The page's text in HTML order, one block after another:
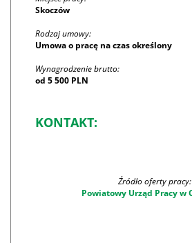
Skoczów
Rodzaj umowy:
Umowa o pracę na czas określony
Wynagrodzenie brutto:
od 5 500 PLN
KONTAKT:
Źródło oferty pracy:
Powiatowy Urząd Pracy w